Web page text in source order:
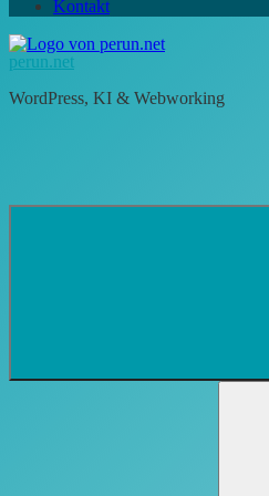
Kontakt
perun.net
WordPress, KI & Webworking
Suchformular